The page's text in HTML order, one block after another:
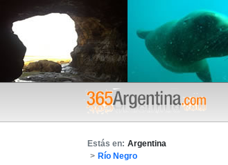
Estás en: Argentina
> Río Negro